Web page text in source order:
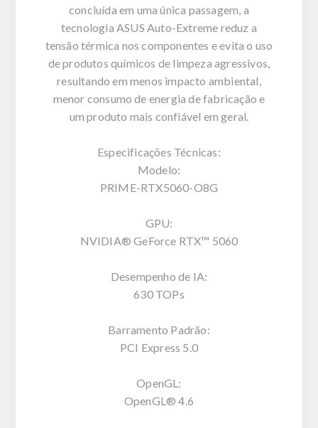
concluída em uma única passagem, a
tecnologia ASUS Auto-Extreme reduz a
tensão térmica nos componentes e evita o uso
de produtos químicos de limpeza agressivos,
resultando em menos impacto ambiental,
menor consumo de energia de fabricação e
um produto mais confiável em geral.
Especificações Técnicas:
Modelo:
PRIME-RTX5060-O8G
GPU:
NVIDIA® GeForce RTX™ 5060
Desempenho de IA:
630 TOPs
Barramento Padrão:
PCI Express 5.0
OpenGL:
OpenGL® 4.6